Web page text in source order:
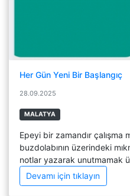
Her Gün Yeni Bir Başlangıç
28.09.2025
MALATYA
Epeyi bir zamandır çalışma
buzdolabının üzerindeki
notlar yazarak unutmamak
Devamı için tıklayın